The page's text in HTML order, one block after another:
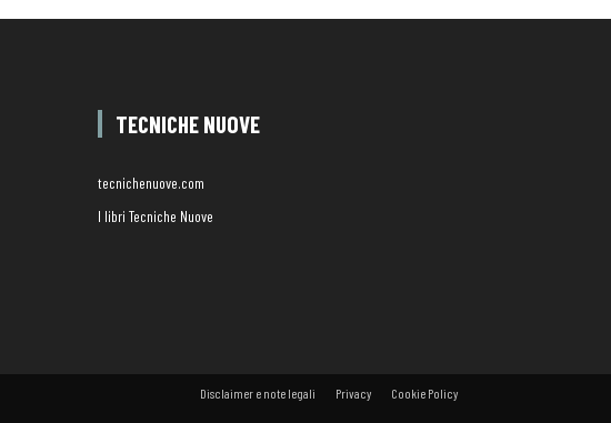
TECNICHE NUOVE
tecnichenuove.com
I libri Tecniche Nuove
Disclaimer e note legali Privacy Cookie Policy